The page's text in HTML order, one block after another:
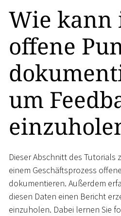
Wie kann
offene
um
Dieser Abschnitt des Tutorials
einem Geschäftsprozess
dokumentieren. Außerdem
diesen Daten einen Bericht
einzuholen. Dabei lernen Sie